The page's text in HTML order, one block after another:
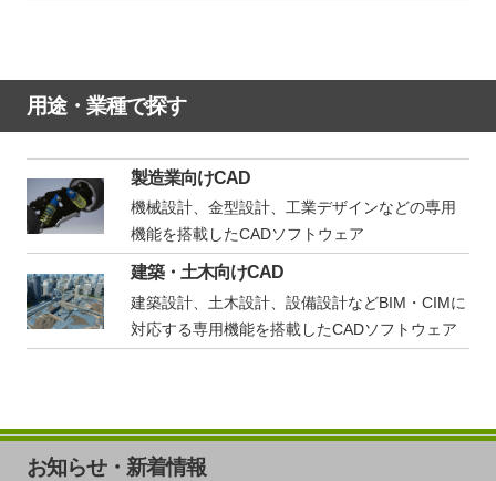
用途・業種で探す
製造業向けCAD
機械設計、金型設計、工業デザインなどの専用
機能を搭載したCADソフトウェア
建築・土木向けCAD
建築設計、土木設計、設備設計などBIM・CIMに
対応する専用機能を搭載したCADソフトウェア
お知らせ・新着情報